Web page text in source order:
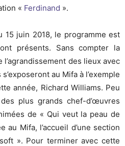
« Ferdinand ».
15 juin 2018, le programme est
présents. Sans compter la
des lieux avec
au Mifa à l’exemple
année, Richard Williams. Peu
plus grands chef-d’œuvres
de « Qui veut la peau de
Mifa, l’accueil d’une section
». Pour terminer avec cette